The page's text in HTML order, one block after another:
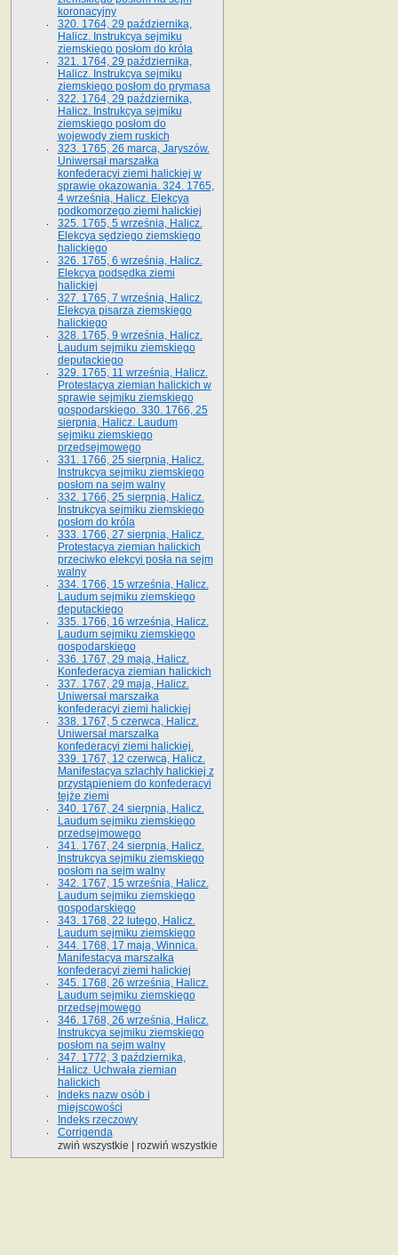
koronacyjny
320. 1764, 29 października,
Halicz. Instrukcya sejmiku
ziemskiego posłom do króla
321. 1764, 29 października,
Halicz. Instrukcya sejmiku
ziemskiego posłom do prymasa
322. 1764, 29 października,
Halicz. Instrukcya sejmiku
ziemskiego posłom do
wojewody ziem ruskich
323. 1765, 26 marca, Jaryszów.
Uniwersał marszałka
konfederacyi ziemi halickiej w
sprawie okazowania. 324. 1765,
4 września, Halicz. Elekcya
podkomorzego ziemi halickiej
325. 1765, 5 września, Halicz.
Elekcya sędziego ziemskiego
halickiego
326. 1765, 6 września, Halicz.
Elekcya podsędka ziemi
halickiej
327. 1765, 7 września, Halicz.
Elekcya pisarza ziemskiego
halickiego
328. 1765, 9 września, Halicz.
Laudum sejmiku ziemskiego
deputackiego
329. 1765, 11 września, Halicz.
Protestacya ziemian halickich w
sprawie sejmiku ziemskiego
gospodarskiego. 330. 1766, 25
sierpnia, Halicz. Laudum
sejmiku ziemskiego
przedsejmowego
331. 1766, 25 sierpnia, Halicz.
Instrukcya sejmiku ziemskiego
posłom na sejm walny
332. 1766, 25 sierpnia, Halicz.
Instrukcya sejmiku ziemskiego
posłom do króla
333. 1766, 27 sierpnia, Halicz.
Protestacya ziemian halickich
przeciwko elekcyi posła na sejm
walny
334. 1766, 15 września, Halicz.
Laudum sejmiku ziemskiego
deputackiego
335. 1766, 16 września, Halicz.
Laudum sejmiku ziemskiego
gospodarskiego
336. 1767, 29 maja, Halicz.
Konfederacya ziemian halickich
337. 1767, 29 maja, Halicz.
Uniwersał marszałka
konfederacyi ziemi halickiej
338. 1767, 5 czerwca, Halicz.
Uniwersał marszałka
konfederacyi ziemi halickiej.
339. 1767, 12 czerwca, Halicz.
Manifestacya szlachty halickiej z
przystąpieniem do konfederacyi
tejże ziemi
340. 1767, 24 sierpnia, Halicz.
Laudum sejmiku ziemskiego
przedsejmowego
341. 1767, 24 sierpnia, Halicz.
Instrukcya sejmiku ziemskiego
posłom na sejm walny
342. 1767, 15 września, Halicz.
Laudum sejmiku ziemskiego
gospodarskiego
343. 1768, 22 lutego, Halicz.
Laudum sejmiku ziemskiego
344. 1768, 17 maja, Winnica.
Manifestacya marszałka
konfederacyi ziemi halickiej
345. 1768, 26 września, Halicz.
Laudum sejmiku ziemskiego
przedsejmowego
346. 1768, 26 września, Halicz.
Instrukcya sejmiku ziemskiego
posłom na sejm walny
347. 1772, 3 października,
Halicz. Uchwała ziemian
halickich
Indeks nazw osób i
miejscowości
Indeks rzeczowy
Corrigenda
zwiń wszystkie
rozwiń wszystkie